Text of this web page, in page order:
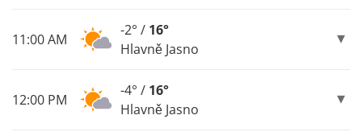
11:00 AM
-2° / 16°
Hlavně Jasno
12:00 PM
-4° / 16°
Hlavně Jasno